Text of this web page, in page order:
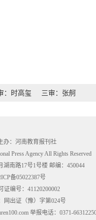
：时高玺 三审：张舸
办：河南教育报刊社
Press Agency All Rights Reserved
南路17号1号楼 邮编：450044
备05022387号
证编号：41120200002
网出证（豫）字第024号
举报电话：0371-